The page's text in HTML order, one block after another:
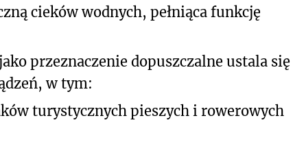
cieków wodnych, pełniąca funkcję
przeznaczenie dopuszczalne ustala się
w tym:
turystycznych pieszych i rowerowych